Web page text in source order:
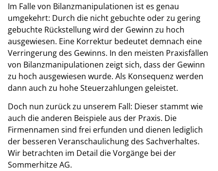
Im Falle von Bilanzmanipulationen ist es genau
umgekehrt: Durch die nicht gebuchte oder zu gering
gebuchte Rückstellung wird der Gewinn zu hoch
ausgewiesen. Eine Korrektur bedeutet demnach eine
Verringerung des Gewinns. In den meisten Praxisfällen
von Bilanzmanipulationen zeigt sich, dass der Gewinn
zu hoch ausgewiesen wurde. Als Konsequenz werden
dann auch zu hohe Steuerzahlungen geleistet.
Doch nun zurück zu unserem Fall: Dieser stammt wie
auch die anderen Beispiele aus der Praxis. Die
Firmennamen sind frei erfunden und dienen lediglich
der besseren Veranschaulichung des Sachverhaltes.
Wir betrachten im Detail die Vorgänge bei der
Sommerhitze AG.